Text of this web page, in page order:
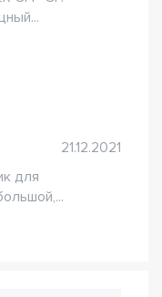
21.12.2021
для